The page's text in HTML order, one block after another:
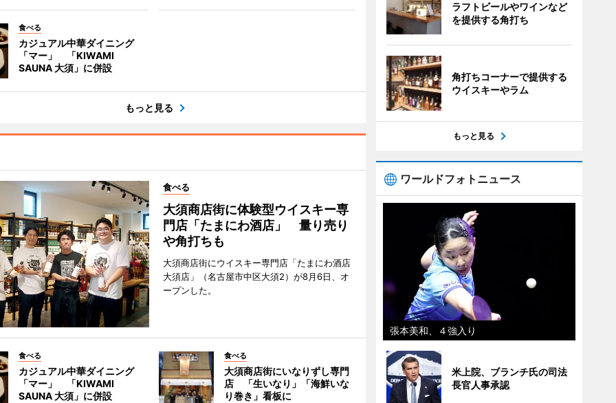
食べる
カジュアル中華ダイニング
「マー」 「KIWAMI
SAUNA 大須」に併設
もっと見る
食べる
大須商店街に体験型ウイスキー専
門店「たまにわ酒店」 量り売り
や角打ちも
大須商店街にウイスキー専門店「たまにわ酒店
大須店」（名古屋市中区大須2）が8月6日、オ
ープンした。
食べる
カジュアル中華ダイニング
「マー」 「KIWAMI
SAUNA 大須」に併設
食べる
大須商店街にいなりずし専門
店 「生いなり」「海鮮いな
り巻き」看板に
ラフトビールやワインなど
を提供する角打ち
角打ちコーナーで提供する
ウイスキーやラム
もっと見る
ワールドフォトニュース
張本美和、４強入り
米上院、ブランチ氏の司法
長官人事承認